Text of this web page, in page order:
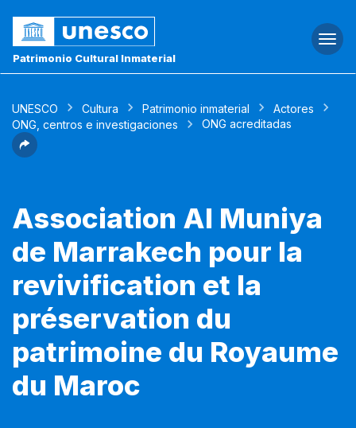
Patrimonio Cultural Inmaterial
UNESCO Cultura Patrimonio inmaterial
Actores
ONG, centros e investigaciones
ONG acreditadas
Association Al Muniya
de Marrakech pour la
revivification et la
préservation du
patrimoine du Royaume
du Maroc